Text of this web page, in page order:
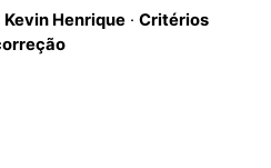
Kevin Henrique· Critérios